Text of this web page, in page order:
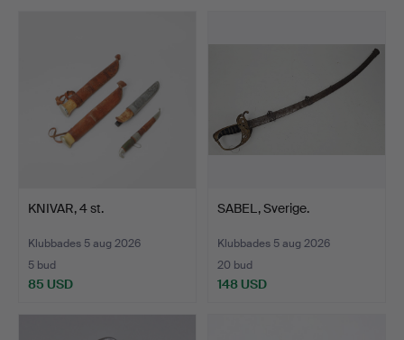
KNIVAR, 4 st.
Klubbades 5 aug 2026
5 bud
85 USD
SABEL, Sverige.
Klubbades 5 aug 2026
20 bud
148 USD